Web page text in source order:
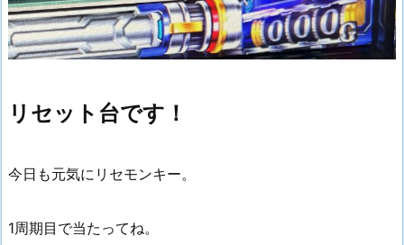
リセット台です！
今日も元気にリセモンキー。
1周期目で当たってね。